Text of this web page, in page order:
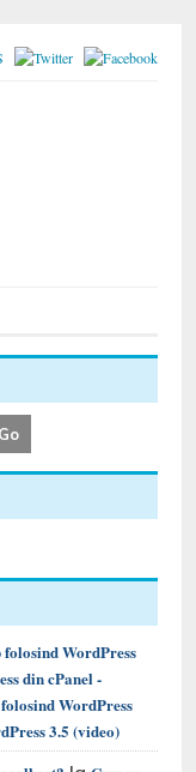
folosind WordPress
din cPanel -
WordPress
3.5 (video)